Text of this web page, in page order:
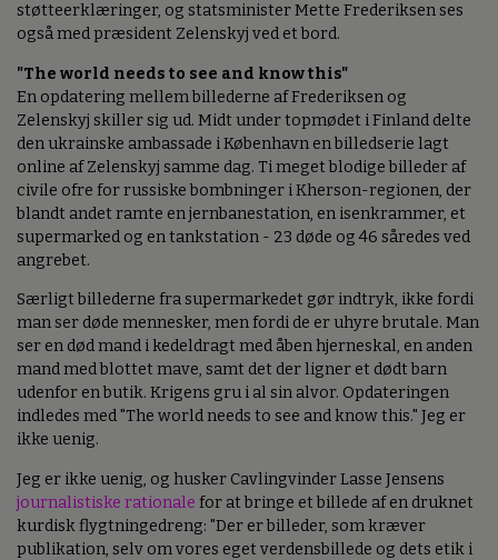
støtteerklæringer, og statsminister Mette Frederiksen ses
også med præsident Zelenskyj ved et bord.
"The world needs to see and know this"
En opdatering mellem billederne af Frederiksen og
Zelenskyj skiller sig ud. Midt under topmødet i Finland delte
den ukrainske ambassade i København en billedserie lagt
online af Zelenskyj samme dag. Ti meget blodige billeder af
civile ofre for russiske bombninger i Kherson-regionen, der
blandt andet ramte en jernbanestation, en isenkrammer, et
supermarked og en tankstation - 23 døde og 46 såredes ved
angrebet.
Særligt billederne fra supermarkedet gør indtryk, ikke fordi
man ser døde mennesker, men fordi de er uhyre brutale. Man
ser en død mand i kedeldragt med åben hjerneskal, en anden
mand med blottet mave, samt det der ligner et dødt barn
udenfor en butik. Krigens gru i al sin alvor. Opdateringen
indledes med "The world needs to see and know this." Jeg er
ikke uenig.
Jeg er ikke uenig, og husker Cavlingvinder Lasse Jensens
journalistiske rationale for at bringe et billede af en druknet
kurdisk flygtningedreng: "Der er billeder, som kræver
publikation, selv om vores eget verdensbillede og dets etik i